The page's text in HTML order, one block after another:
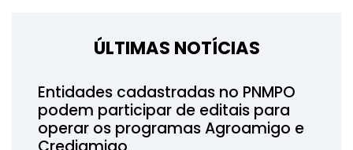
ÚLTIMAS NOTÍCIAS
Entidades cadastradas no PNMPO
podem participar de editais para
operar os programas Agroamigo e